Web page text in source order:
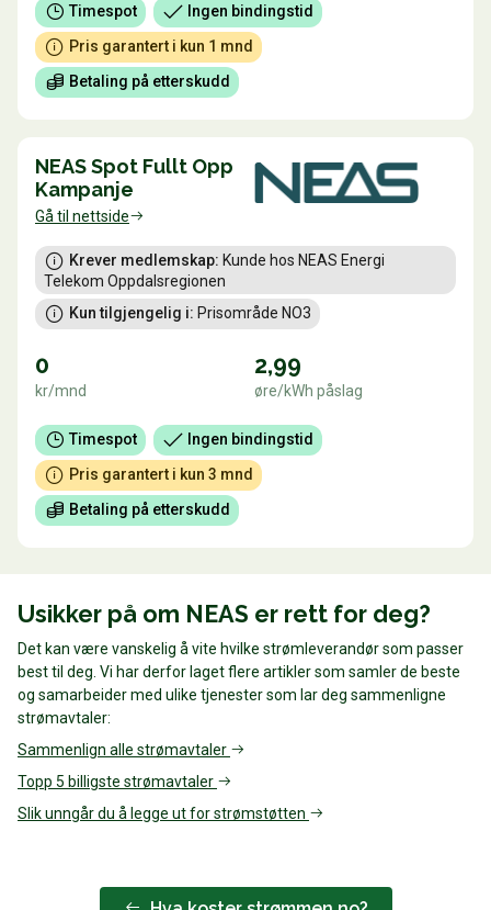
Timespot
Ingen bindingstid
Pris garantert i kun 1 mnd
Betaling på etterskudd
NEAS Spot Fullt Opp
Kampanje
Gå til nettside
Krever medlemskap: Kunde hos NEAS Energi
Telekom Oppdalsregionen
Kun tilgjengelig i: Prisområde NO3
0
kr/mnd
2,99
øre/kWh påslag
Timespot
Ingen bindingstid
Pris garantert i kun 3 mnd
Betaling på etterskudd
Usikker på om NEAS er rett for deg?
Det kan være vanskelig å vite hvilke strømleverandør som passer
best til deg. Vi har derfor laget flere artikler som samler de beste
og samarbeider med ulike tjenester som lar deg sammenligne
strømavtaler:
Sammenlign alle strømavtaler
Topp 5 billigste strømavtaler
Slik unngår du å legge ut for strømstøtten